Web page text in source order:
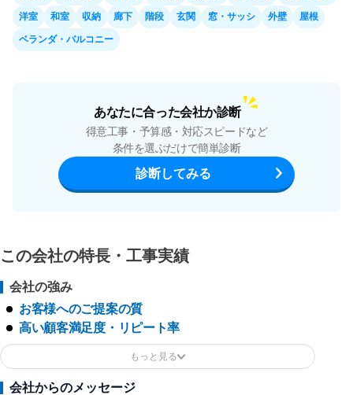
洋室 和室 収納 廊下 階段 玄関 窓・サッシ 外壁 屋根
ベランダ・バルコニー
あなたに合った会社か診断
得意工事・予算感・対応スピードなど
条件を選ぶだけで簡単診断
診断してみる
この会社の特長・工事実績
会社の強み
お客様へのご提案の質
高い顧客満足度・リピート率
会社からのメッセージ